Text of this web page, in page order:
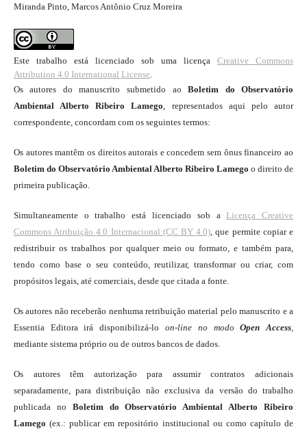
Miranda Pinto, Marcos Antônio Cruz Moreira
Este trabalho está licenciado sob uma licençaCreative Commons
Attribution 4.0 International License
Os autores do manuscrito submetido aoBoletim do Observatório
Ambiental Alberto Ribeiro Lamego , representados aqui pelo autor
correspondente, concordam com os seguintes termos:
Os autores mantêm os direitos autorais e concedem sem ônus financeiro ao
Boletim do Observatório Ambiental Alberto Ribeiro Lamegoo direito de
primeira publicação.
Simultaneamente o trabalho está licenciado sob a Licença Creative
Commons Atribuição 4.0 Internacional (CC BY 4.0) , que permite copiar e
redistribuir os trabalhos por qualquer meio ou formato, e também para,
tendo como base o seu conteúdo, reutilizar, transformar ou criar, com
propósitos legais, até comerciais, desde que citada a fonte.
Os autores não receberão nenhuma retribuição material pelo manuscrito e a
Essentia Editora irá disponibilizá-lo on-line no modo Open Access
mediante sistema próprio ou de outros bancos de dados.
Os autores têm autorização para assumir contratos adicionais
separadamente, para distribuição não exclusiva da versão do trabalho
publicada no Boletim do Observatório Ambiental Alberto Ribeiro
Lamego (ex.: publicar em repositório institucional ou como capítulo de